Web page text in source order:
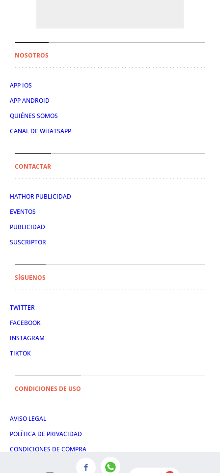
NOSOTROS
APP IOS
APP ANDROID
QUIÉNES SOMOS
CANAL DE WHATSAPP
CONTACTAR
HATHOR PUBLICIDAD
EVENTOS
PUBLICIDAD
SUSCRIPTOR
SÍGUENOS
TWITTER
FACEBOOK
INSTAGRAM
TIKTOK
CONDICIONES DE USO
AVISO LEGAL
POLÍTICA DE PRIVACIDAD
CONDICIONES DE COMPRA